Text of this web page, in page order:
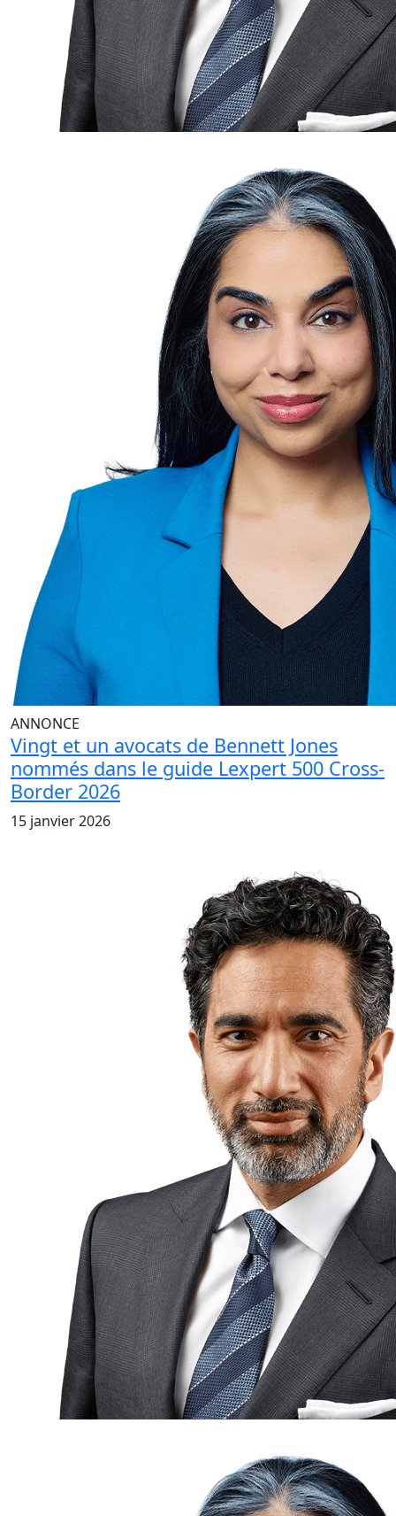
ANNONCE
Vingt et un avocats de Bennett Jones
nommés dans le guide Lexpert 500 Cross-
Border 2026
15 janvier 2026